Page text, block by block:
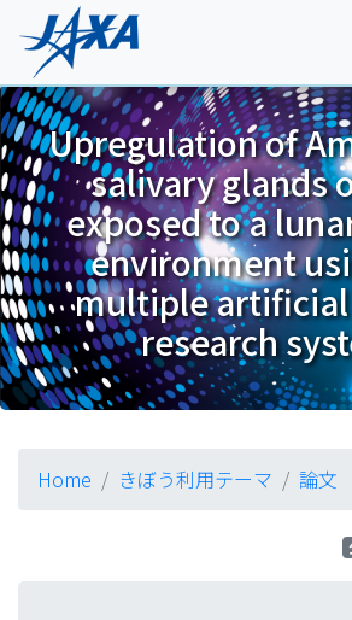
Upregulation of
salivary glands
exposed to a
environment
multiple
research
Home きぼう利用テーマ 論文